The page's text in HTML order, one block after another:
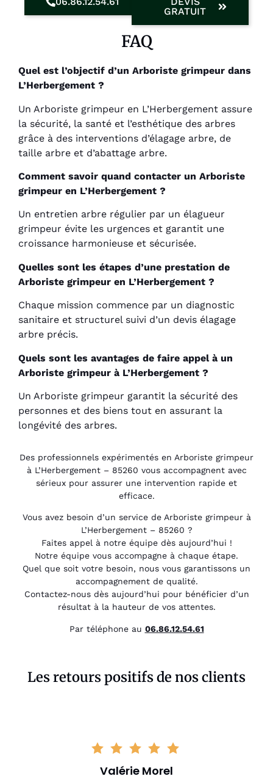
GRATUIT
FAQ
Quel est l’objectif d’un Arboriste grimpeur dans
L’Herbergement ?
Un Arboriste grimpeur en L’Herbergement assure
la sécurité, la santé et l’esthétique des arbres
grâce à des interventions d’élagage arbre, de
taille arbre et d’abattage arbre.
Comment savoir quand contacter un Arboriste
grimpeur en L’Herbergement ?
Un entretien arbre régulier par un élagueur
grimpeur évite les urgences et garantit une
croissance harmonieuse et sécurisée.
Quelles sont les étapes d’une prestation de
Arboriste grimpeur en L’Herbergement ?
Chaque mission commence par un diagnostic
sanitaire et structurel suivi d’un devis élagage
arbre précis.
Quels sont les avantages de faire appel à un
Arboriste grimpeur à L’Herbergement ?
Un Arboriste grimpeur garantit la sécurité des
personnes et des biens tout en assurant la
longévité des arbres.
Des professionnels expérimentés en Arboriste grimpeur
à L’Herbergement – 85260 vous accompagnent avec
sérieux pour assurer une intervention rapide et
efficace.
Vous avez besoin d’un service de Arboriste grimpeur à
L’Herbergement – 85260 ?
Faites appel à notre équipe dès aujourd’hui !
Notre équipe vous accompagne à chaque étape.
Quel que soit votre besoin, nous vous garantissons un
accompagnement de qualité.
Contactez-nous dès aujourd’hui pour bénéficier d’un
résultat à la hauteur de vos attentes.
Par téléphone au 06.86.12.54.61
Les retours positifs de nos clients
Valérie Morel